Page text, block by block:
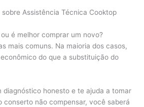
Assistência Técnica Cooktop
é melhor comprar um novo?
mais comuns. Na maioria dos casos,
do que a substituição do
diagnóstico honesto e te ajuda a tomar
conserto não compensar, você saberá